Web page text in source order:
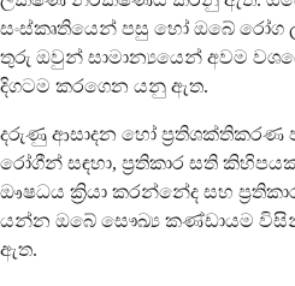
සංස්කෘතියෙන් පසු හෝ ඔබේ රෝග
තුරු ඔවුන් සාමාන්‍යයෙන් අවම
දිගටම කරගෙන යනු ඇත.
දරුණු ආසාදන හෝ ප්‍රතිශක්තිකරණ
රෝගීන් සඳහා, ප්‍රතිකාර සති
ඖෂධය ක්‍රියා කරන්නේද සහ
යන්න ඔබේ සෞඛ්‍ය කණ්ඩායම
ඇත.